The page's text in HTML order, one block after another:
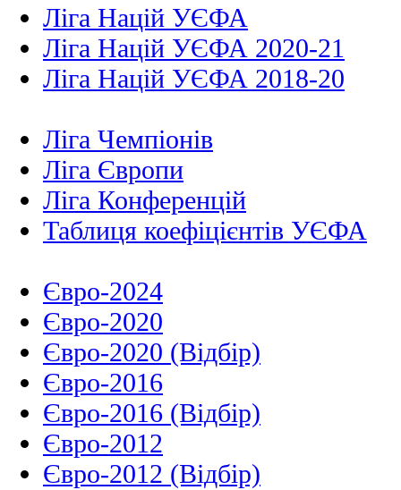
Ліга Націй УЄФА
Ліга Націй УЄФА 2020-21
Ліга Націй УЄФА 2018-20
Ліга Чемпіонів
Ліга Європи
Ліга Конференцій
Таблиця коефіцієнтів УЄФА
Євро-2024
Євро-2020
Євро-2020 (Відбір)
Євро-2016
Євро-2016 (Відбір)
Євро-2012
Євро-2012 (Відбір)